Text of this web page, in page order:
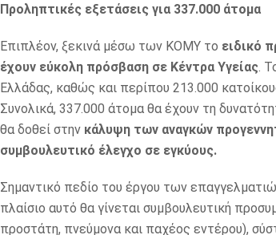
Προληπτικές εξετάσεις για 337.000 άτομα
Επιπλέον, ξεκινά μέσω των ΚΟΜΥ το ειδικό
έχουν εύκολη πρόσβαση σε Κέντρα Υγείας.
Ελλάδας, καθώς και περίπου 213.000
Συνολικά, 337.000 άτομα θα έχουν τη
θα δοθεί στην κάλυψη των αναγκών
συμβουλευτικό έλεγχο σε εγκύους.
Σημαντικό πεδίο του έργου των
πλαίσιο αυτό θα γίνεται συμβουλευτική
προστάτη, πνεύμονα και παχέος εντέρου),